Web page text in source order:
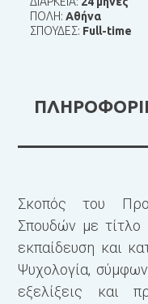
ΠΟΛΗ:Αθήνα
ΣΠΟΥΔΕΣ: Full-time
Σκοπός του
Σπουδών με τίτλο
εκπαίδευση και
Ψυχολογία,
εξελίξεις και